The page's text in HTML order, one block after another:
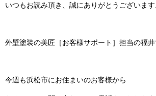
いつもお読み頂き、誠にありがとうございます
外壁塗装の美匠［お客様サポート］担当の福井
今週も浜松市にお住まいのお客様から